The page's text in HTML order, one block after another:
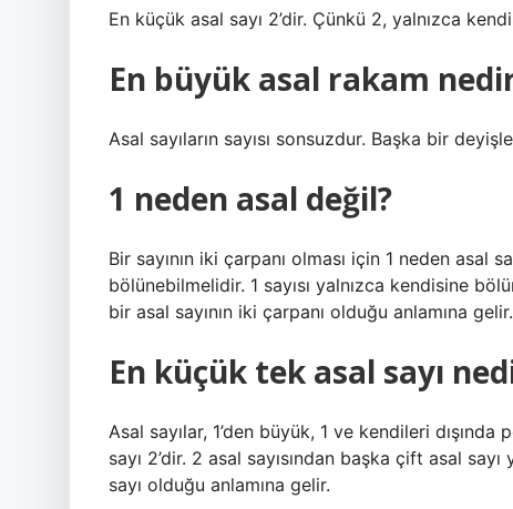
En küçük asal sayı 2’dir. Çünkü 2, yalnızca
En büyük asal rakam
Asal sayıların sayısı sonsuzdur. Başka bir
1 neden asal değil?
Bir sayının iki çarpanı olması için 1 neden asal
bölünebilmelidir. 1 sayısı yalnızca kendisine
bir asal sayının iki çarpanı olduğu anlamına gelir.
En küçük tek asal sayı
Asal sayılar, 1’den büyük, 1 ve kendileri
sayı 2’dir. 2 asal sayısından başka çift asal
sayı olduğu anlamına gelir.